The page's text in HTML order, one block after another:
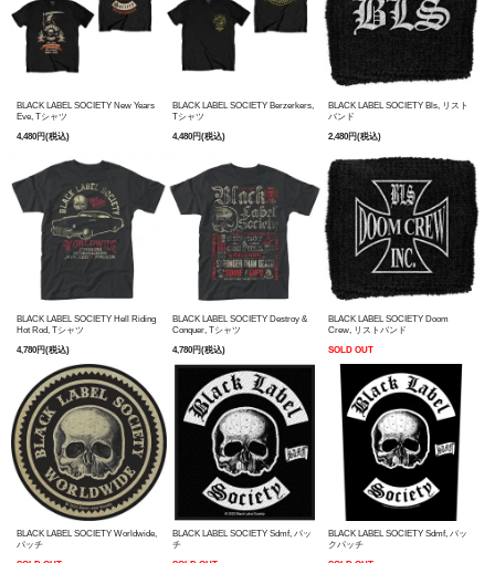
BLACK LABEL SOCIETY New Years
Eve, Tシャツ
4,480円(税込)
BLACK LABEL SOCIETY Berzerkers,
Tシャツ
4,480円(税込)
BLACK LABEL SOCIETY Bls, リスト
バンド
2,480円(税込)
BLACK LABEL SOCIETY Hell Riding
Hot Rod, Tシャツ
4,780円(税込)
BLACK LABEL SOCIETY Destroy &
Conquer, Tシャツ
4,780円(税込)
BLACK LABEL SOCIETY Doom
Crew, リストバンド
SOLD OUT
BLACK LABEL SOCIETY Worldwide,
パッチ
BLACK LABEL SOCIETY Sdmf, パッ
チ
BLACK LABEL SOCIETY Sdmf, バッ
クパッチ